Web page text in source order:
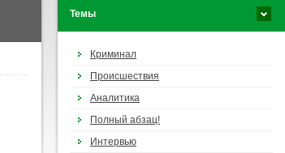
Темы
Криминал
Происшествия
Аналитика
Полный абзац!
Интервью